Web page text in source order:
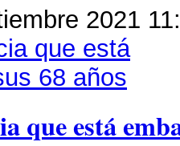
2021
que está